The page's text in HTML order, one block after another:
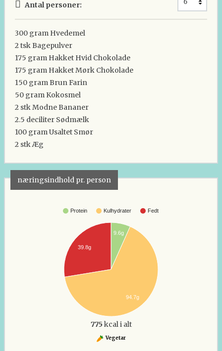
Antal personer:
300 gram Hvedemel
2 tskBagepulver
175 gram Hakket Hvid Chokolade
175 gram Hakket Mørk Chokolade
150 gramBrun Farin
50 gram Kokosmel
2 stkModne Bananer
2.5 deciliter Sødmælk
100 gramUsaltet Smør
2 stkÆg
næringsindhold pr. person
Protein Kulhydrater Fedt
9.6g
39.8g
94.7g
775 kcal i alt
Vegetar